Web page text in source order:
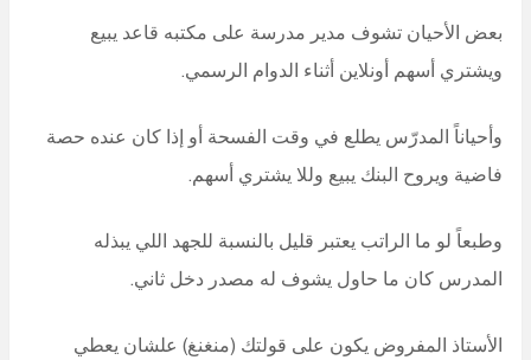
بعض الأحيان تشوف مدير مدرسة على مكتبه قاعد يبيع
ويشتري أسهم أونلاين أثناء الدوام الرسمي.
وأحياناً المدرّس يطلع في وقت الفسحة أو إذا كان عنده حصة
فاضية ويروح البنك يبيع وللا يشتري أسهم.
وطبعاً لو ما الراتب يعتبر قليل بالنسبة للجهد اللي يبذله
المدرس كان ما حاول يشوف له مصدر دخل ثاني.
الأستاذ المفروض يكون على قولتك (منغنغ) علشان يعطي